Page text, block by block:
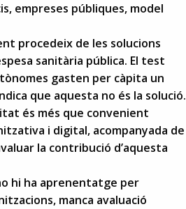
empreses públiques, model
procedeix de les solucions
sanitària pública. El test
gasten per càpita un
que aquesta no és la solució.
és més que convenient
i digital, acompanyada de
la contribució d’aquesta
hi ha aprenentatge per
manca avaluació